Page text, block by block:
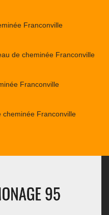
Franconville
de cheminée Franconville
Franconville
cheminée Franconville